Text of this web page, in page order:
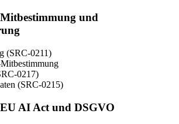
und
(SRC-0211)
0217)
(SRC-0215)
AI Act und DSGVO